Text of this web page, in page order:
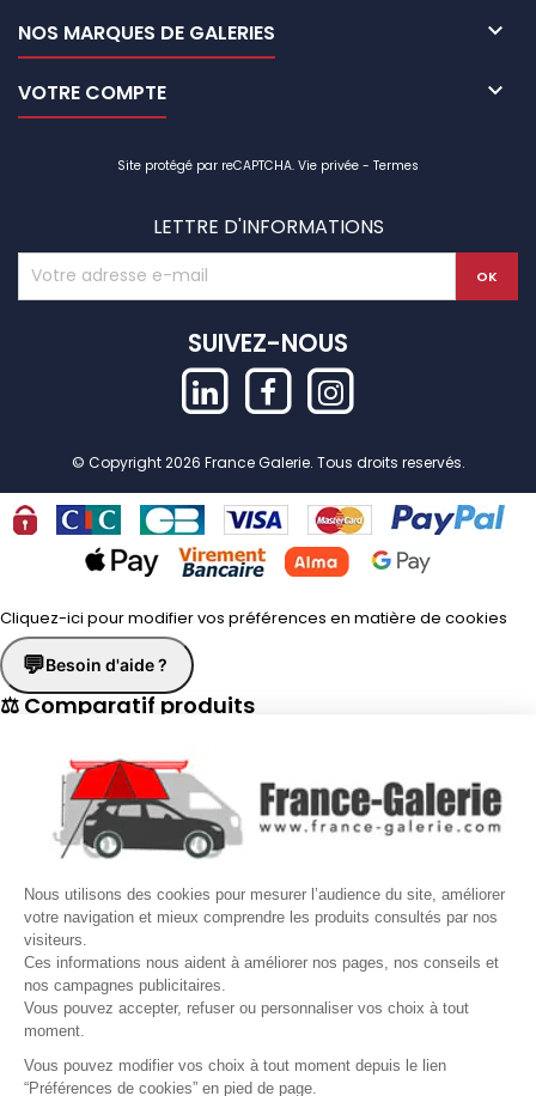
Nous utilisons des cookies pour mesurer l’audience du site, améliorer
votre navigation et mieux comprendre les produits consultés par nos
visiteurs.
Ces informations nous aident à améliorer nos pages, nos conseils et
nos campagnes publicitaires.
Vous pouvez accepter, refuser ou personnaliser vos choix à tout
moment.
Vous pouvez modifier vos choix à tout moment depuis le lien
“Préférences de cookies” en pied de page.
NOS MARQUES DE GALERIES 
VOTRE COMPTE 
Site protégé par reCAPTCHA. Vie privée - Termes
LETTRE D'INFORMATIONS
SUIVEZ-NOUS
© Copyright 2026 France Galerie. Tous droits reservés.
Cliquez-ici pour modifier vos préférences en matière de cookies
💬Besoin d'aide ?
⚖ Comparatif produits
📋 Fiche technique
Demander un rappel
Nos conseillers vous rappellent duLundi au Vendredide8h30 à
17h30.
Nom* Prénom*
Téléphone